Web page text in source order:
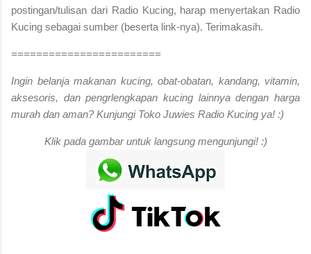
postingan/tulisan dari Radio Kucing, harap menyertakan Radio
Kucing sebagai sumber (beserta link-nya). Terimakasih.
========================
Ingin belanja makanan kucing, obat-obatan, kandang, vitamin,
aksesoris, dan pengrlengkapan kucing lainnya dengan harga
murah dan aman? Kunjungi Toko Juwies Radio Kucing ya! :)
Klik pada gambar untuk langsung mengunjungi! :)